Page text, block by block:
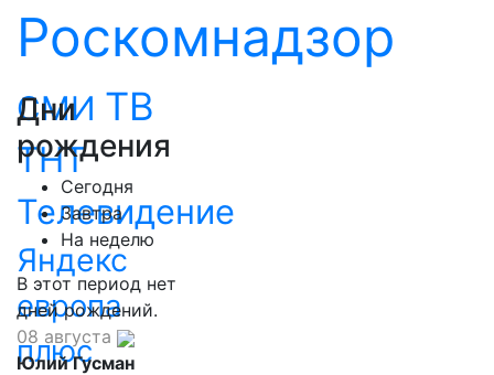
Роскомнадзор
СМИ ТВ
ТНТ
Телевидение
Яндекс
европа
плюс
Дни
рождения
Сегодня
Завтра
На неделю
В этот период нет
дней рождений.
08 августа
Юлий Гусман